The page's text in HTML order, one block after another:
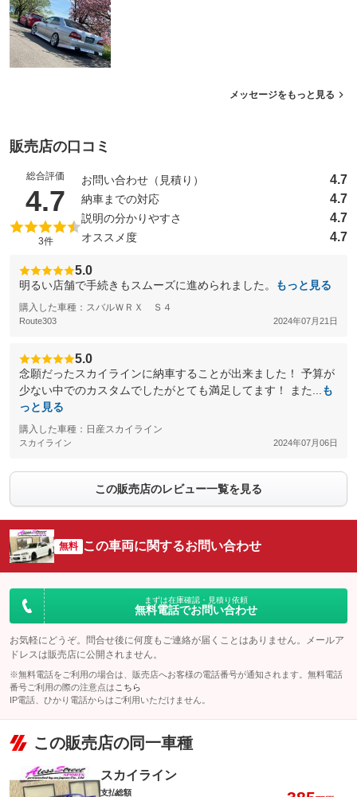
メッセージをもっと見る
販売店の口コミ
総合評価
4.7 （5点満点中）
3件
お問い合わせ（見積り） 4.7
納車までの対応 4.7
説明の分かりやすさ 4.7
オススメ度 4.7
5.0
明るい店舗で手続きもスムーズに進められました。 もっと見る
購入した車種：スバルＷＲＸ Ｓ４
Route303 2024年07月21日
5.0
念願だったスカイラインに納車することが出来ました！ 予算が
少ない中でのカスタムでしたがとても満足してます！ また...
も
っと見る
購入した車種：日産スカイライン
スカイライン 2024年07月06日
この販売店のレビュー一覧を見る
無料 この車両に関するお問い合わせ
まずは在庫確認・見積り依頼
無料電話でお問い合わせ
お気軽にどうぞ。問合せ後に何度もご連絡が届くことはありません。メールア
ドレスは販売店に公開されません。
※無料電話をご利用の場合は、販売店へお客様の電話番号が通知されます。無料電話
番号ご利用の際の注意点は こちら
IP電話、ひかり電話からはご利用いただけません。
この販売店の同一車種
スカイライン
支払総額